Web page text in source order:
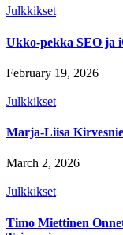
Julkkikset
Ukko-pekka SEO ja
February 19, 2026
Julkkikset
Marja-Liisa
March 2, 2026
Julkkikset
Timo Miettinen